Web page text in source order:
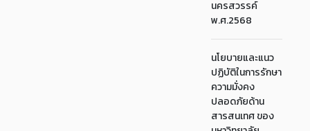
นครสวรรค์
พ.ศ.2568
นโยบายและแนว
ปฏิบัติในการรักษา
ความมั่งคง
ปลอดภัยด้าน
สารสนเทศ ของ